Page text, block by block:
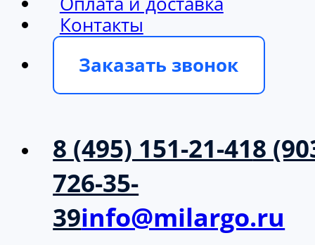
Контакты
Заказать звонок
8 (495) 151-21-418
726-35-
39info@milargo.ru